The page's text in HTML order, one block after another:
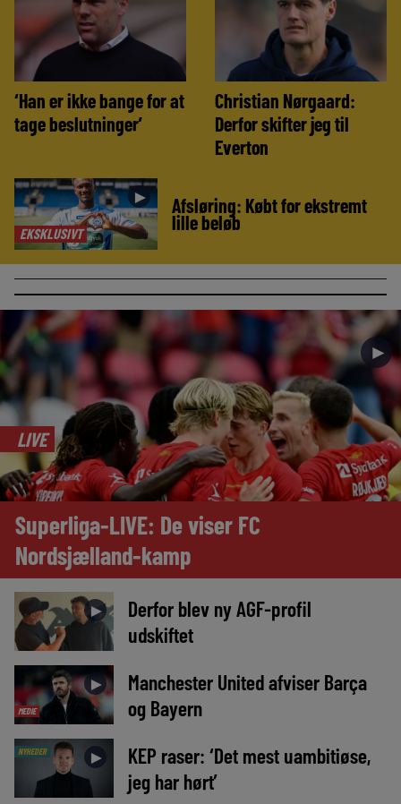
‘Han er ikke bange for at
tage beslutninger’
Christian Nørgaard:
Derfor skifter jeg til
Everton
EKSKLUSIVT
► Afsløring: Købt for ekstremt
lille beløb
►
LIVE
Superliga-LIVE: De viser FC
Nordsjælland-kamp
►
Derfor blev ny AGF-profil
udskiftet
MEDIE
►
Manchester United afviser Barça
og Bayern
NYHEDER ►
KEP raser: ‘Det mest uambitiøse,
jeg har hørt’